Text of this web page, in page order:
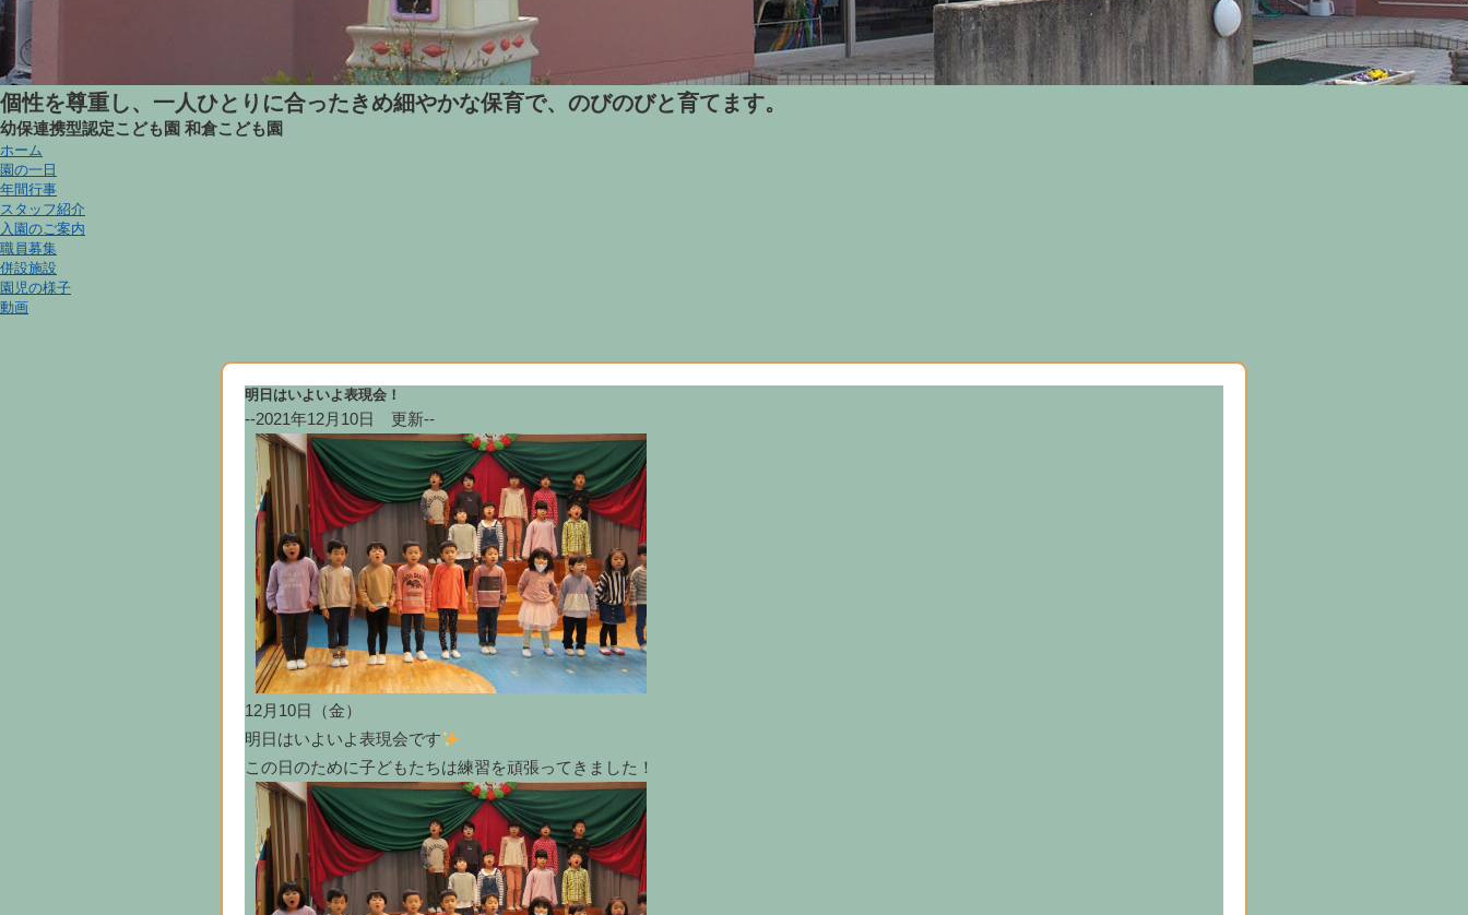
個性を尊重し、一人ひとりに合ったきめ細やかな保育で、のびのびと育てます。
幼保連携型認定こども園 和倉こども園
ホーム
園の一日
年間行事
スタッフ紹介
入園のご案内
職員募集
併設施設
園児の様子
動画
明日はいよいよ表現会！
--2021年12月10日 更新--
12月10日（金）
明日はいよいよ表現会です
この日のために子どもたちは練習を頑張ってきました！